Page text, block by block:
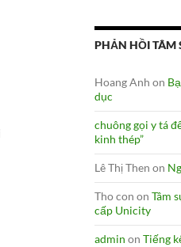
PHẢN HỒI TÂM
Hoang Anh on
dục
chuông gọi y tá
kinh thép”
Lê Thị Then on
Tho con on Tâm
cấp Unicity
admin on Tiếng